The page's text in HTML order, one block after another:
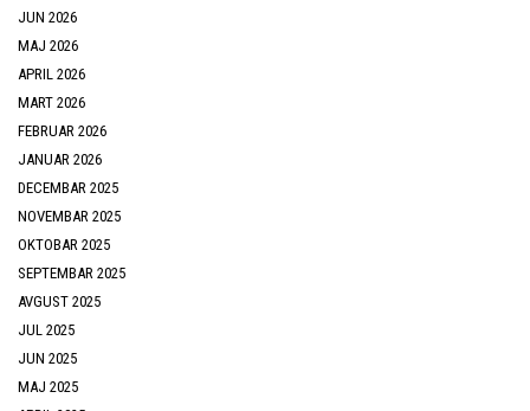
JUN 2026
MAJ 2026
APRIL 2026
MART 2026
FEBRUAR 2026
JANUAR 2026
DECEMBAR 2025
NOVEMBAR 2025
OKTOBAR 2025
SEPTEMBAR 2025
AVGUST 2025
JUL 2025
JUN 2025
MAJ 2025